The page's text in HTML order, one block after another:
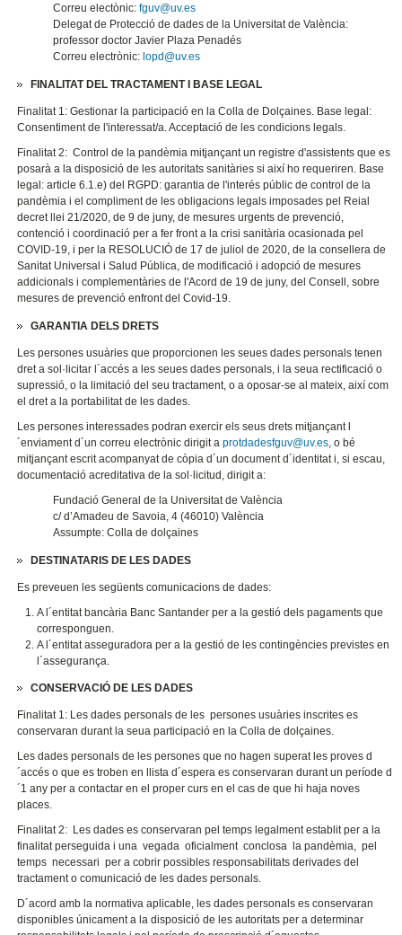
Correu electònic:fguv@uv.es
Delegat de Protecció de dades de la Universitat de València:
professor doctor Javier Plaza Penadés
Correu electrònic: lopd@uv.es​
FINALITAT DEL TRACTAMENT I BASE LEGAL
Finalitat 1: Gestionar la participació en la Colla de Dolçaines. Base legal:
Consentiment de l'interessat/a. Acceptació de les condicions legals.
Finalitat 2: Control de la pandèmia mitjançant un registre d'assistents que es
posarà a la disposició de les autoritats sanitàries si així ho requeriren. Base
legal: article 6.1.e) del RGPD: garantia de l'interés públic de control de la
pandèmia i el compliment de les obligacions legals imposades pel Reial
decret llei 21/2020, de 9 de juny, de mesures urgents de prevenció,
contenció i coordinació per a fer front a la crisi sanitària ocasionada pel
COVID-19, i per la RESOLUCIÓ de 17 de juliol de 2020, de la consellera de
Sanitat Universal i Salud Pública, de modificació i adopció de mesures
addicionals i complementàries de l'Acord de 19 de juny, del Consell, sobre
mesures de prevenció enfront del Covid-19.
GARANTIA DELS DRETS
Les persones usuàries que proporcionen les seues dades personals tenen
dret a sol·licitar l´accés a les seues dades personals, i la seua rectificació o
supressió, o la limitació del seu tractament, o a oposar-se al mateix, així com
el dret a la portabilitat de les dades.
Les persones interessades podran exercir els seus drets mitjançant l
´enviament d´un correu electrònic dirigit aprotdadesfguv@uv.es, o bé
mitjançant escrit acompanyat de còpia d´un document d´identitat i, si escau,
documentació acreditativa de la sol·licitud, dirigit a:
Fundació General de la Universitat de València
c/ d’Amadeu de Savoia, 4 (46010) València
Assumpte: Colla de dolçaines
DESTINATARIS DE LES DADES
Es preveuen les següents comunicacions de dades:
A l´entitat bancària Banc Santander per a la gestió dels pagaments que
corresponguen.
A l´entitat asseguradora per a la gestió de les contingències previstes en
l´assegurança.
CONSERVACIÓ DE LES DADES
Finalitat 1: Les dades personals de les persones usuàries inscrites es
conservaran durant la seua participació en la Colla de dolçaines.
Les dades personals de les persones que no hagen superat les proves d
´accés o que es troben en llista d´espera es conservaran durant un període d
´1 any per a contactar en el proper curs en el cas de que hi haja noves
places.
Finalitat 2: Les dades es conservaran pel temps legalment establit per a la
finalitat perseguida i una vegada oficialment conclosa la pandèmia, pel
temps necessari per a cobrir possibles responsabilitats derivades del
tractament o comunicació de les dades personals.
D´acord amb la normativa aplicable, les dades personals es conservaran
disponibles únicament a la disposició de les autoritats per a determinar